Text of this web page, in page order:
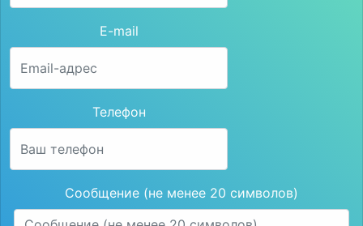
E-mail
Телефон
Сообщение (не менее 20 символов)